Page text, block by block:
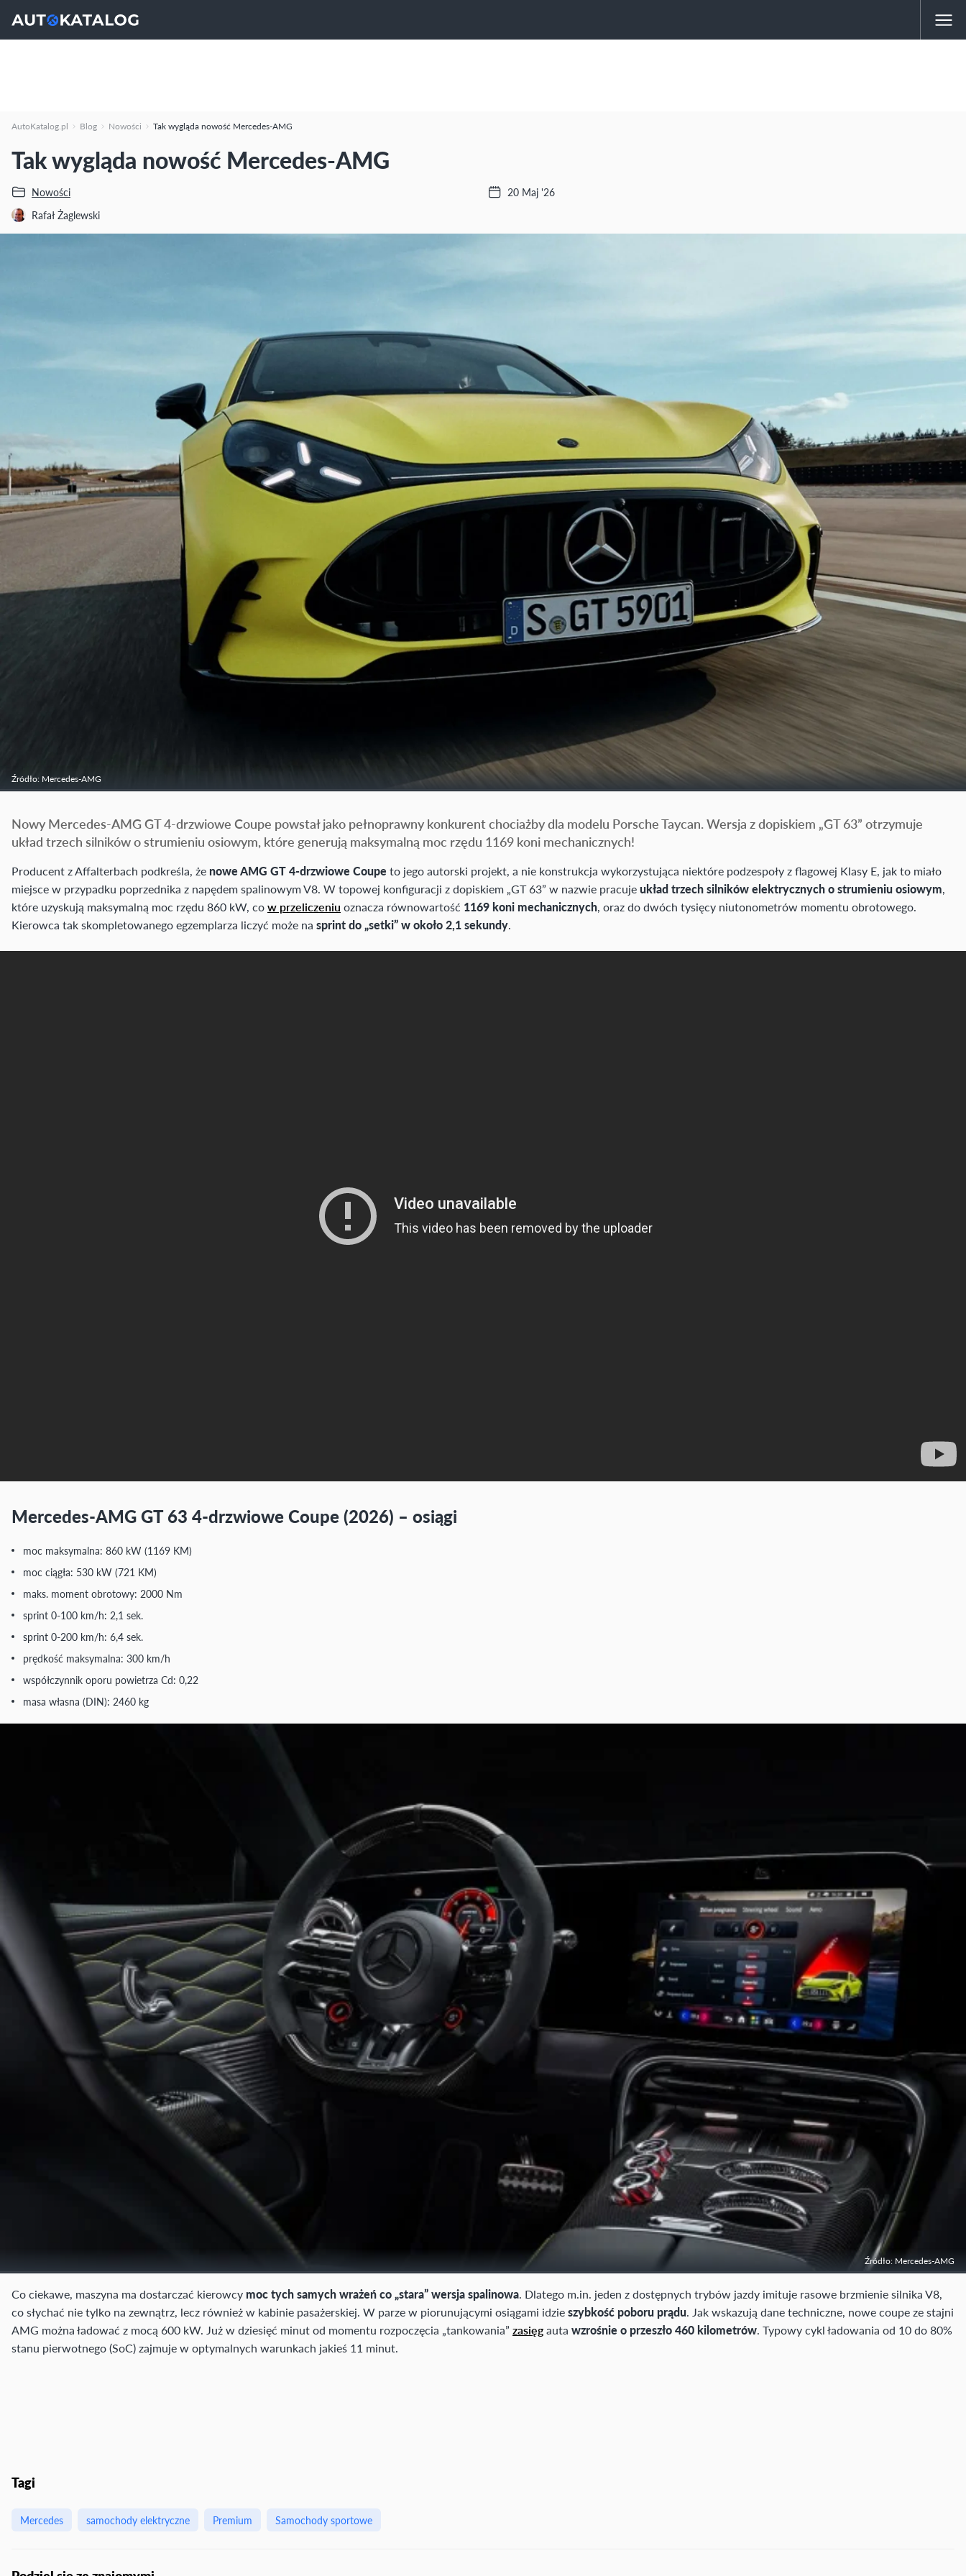
AutoKatalog.pl Blog Nowości Tak wygląda nowość Mercedes-AMG
Tak wygląda nowość Mercedes-AMG
Nowości
Rafał Żaglewski
20 Maj '26
Źródło: Mercedes-AMG
Nowy Mercedes-AMG GT 4-drzwiowe Coupe powstał jako pełnoprawny konkurent chociażby dla modelu Porsche Taycan. Wersja z dopiskiem „GT 63” otrzymuje
układ trzech silników o strumieniu osiowym, które generują maksymalną moc rzędu 1169 koni mechanicznych!
Producent z Affalterbach podkreśla, że nowe AMG GT 4-drzwiowe Coupe to jego autorski projekt, a nie konstrukcja wykorzystująca niektóre podzespoły z flagowej Klasy E, jak to miało
miejsce w przypadku poprzednika z napędem spalinowym V8. W topowej konfiguracji z dopiskiem „GT 63” w nazwie pracujeukład trzech silników elektrycznych o strumieniu osiowym,
które uzyskują maksymalną moc rzędu 860 kW, cow przeliczeniu oznacza równowartość 1169 koni mechanicznych, oraz do dwóch tysięcy niutonometrów momentu obrotowego.
Kierowca tak skompletowanego egzemplarza liczyć może na sprint do „setki” w około 2,1 sekundy.
Mercedes-AMG GT 63 4-drzwiowe Coupe (2026) – osiągi
moc maksymalna: 860 kW (1169 KM)
moc ciągła: 530 kW (721 KM)
maks. moment obrotowy: 2000 Nm
sprint 0-100 km/h: 2,1 sek.
sprint 0-200 km/h: 6,4 sek.
prędkość maksymalna: 300 km/h
współczynnik oporu powietrza Cd: 0,22
masa własna (DIN): 2460 kg
Źródło: Mercedes-AMG
Co ciekawe, maszyna ma dostarczać kierowcy moc tych samych wrażeń co „stara” wersja spalinowa. Dlatego m.in. jeden z dostępnych trybów jazdy imituje rasowe brzmienie silnika V8,
co słychać nie tylko na zewnątrz, lecz również w kabinie pasażerskiej. W parze w piorunującymi osiągami idzieszybkość poboru prądu. Jak wskazują dane techniczne, nowe coupe ze stajni
AMG można ładować z mocą 600 kW. Już w dziesięć minut od momentu rozpoczęcia „tankowania” zasięgauta wzrośnie o przeszło 460 kilometrów. Typowy cykl ładowania od 10 do 80%
stanu pierwotnego (SoC) zajmuje w optymalnych warunkach jakieś 11 minut.
Tagi
Mercedes samochody elektryczne Premium Samochody sportowe